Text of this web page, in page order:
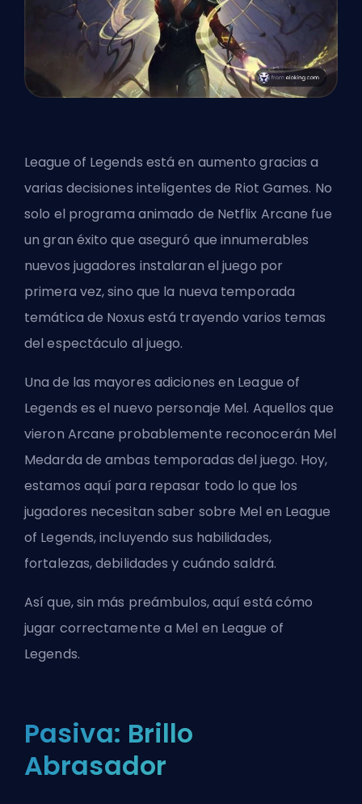
League of Legends está en aumento gracias a
varias decisiones inteligentes de Riot Games. No
solo el programa animado de Netflix Arcane fue
un gran éxito que aseguró que innumerables
nuevos jugadores instalaran el juego por
primera vez, sino que la nueva temporada
temática de Noxus está trayendo varios temas
del espectáculo al juego.
Una de las mayores adiciones en League of
Legends es el nuevo personaje Mel. Aquellos que
vieron Arcane probablemente reconocerán Mel
Medarda de ambas temporadas del juego. Hoy,
estamos aquí para repasar todo lo que los
jugadores necesitan saber sobre Mel en League
of Legends, incluyendo sus habilidades,
fortalezas, debilidades y cuándo saldrá.
Así que, sin más preámbulos, aquí está cómo
jugar correctamente a Mel en League of
Legends.
Pasiva: Brillo
Abrasador